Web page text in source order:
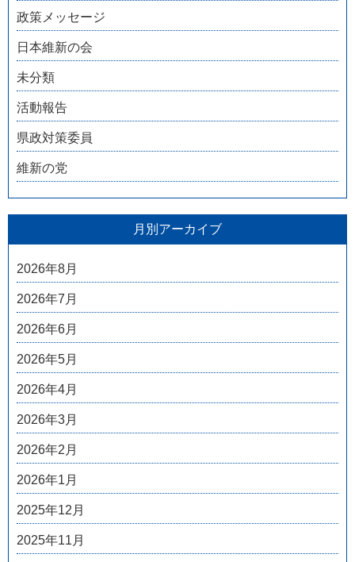
政策メッセージ
日本維新の会
未分類
活動報告
県政対策委員
維新の党
月別アーカイブ
2026年8月
2026年7月
2026年6月
2026年5月
2026年4月
2026年3月
2026年2月
2026年1月
2025年12月
2025年11月